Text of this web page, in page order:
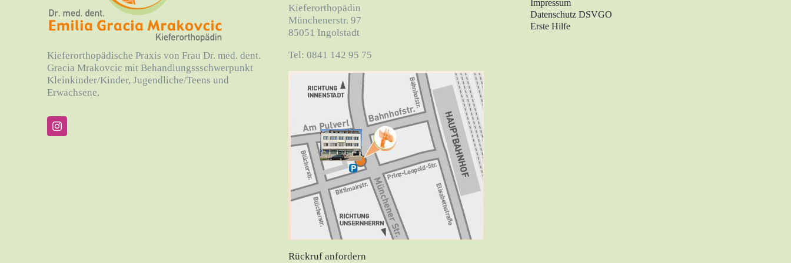
Kieferorthopädische Praxis von Frau Dr. med. dent.
Gracia Mrakovcic mit Behandlungssschwerpunkt
Kleinkinder/Kinder, Jugendliche/Teens und
Erwachsene.
Kieferorthopädin
Münchenerstr. 97
85051 Ingolstadt
Tel: 0841 142 95 75
Rückruf anfordern
Impressum
Datenschutz DSVGO
Erste Hilfe